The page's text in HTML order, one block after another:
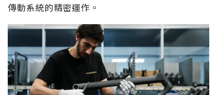
傳動系統的精密運作。